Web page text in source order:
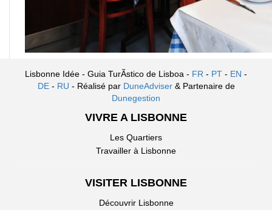
Lisbonne Idée - Guia TurÃ­stico de Lisboa - FR - PT - EN -
DE- RU - Réalisé par DuneAdviser & Partenaire de
Dunegestion
VIVRE A LISBONNE
Les Quartiers
Travailler à Lisbonne
VISITER LISBONNE
Découvrir Lisbonne